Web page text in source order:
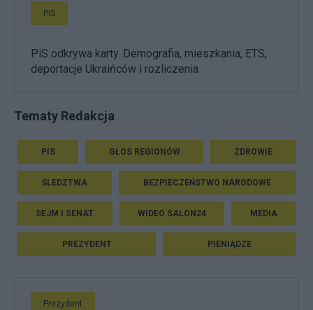
PiS
PiS odkrywa karty. Demografia, mieszkania, ETS,
deportacje Ukraińców i rozliczenia
Tematy Redakcja
PIS GŁOS REGIONÓW ZDROWIE
ŚLEDZTWA BEZPIECZEŃSTWO NARODOWE
SEJM I SENAT WIDEO SALON24 MEDIA
PREZYDENT PIENIĄDZE
Prezydent